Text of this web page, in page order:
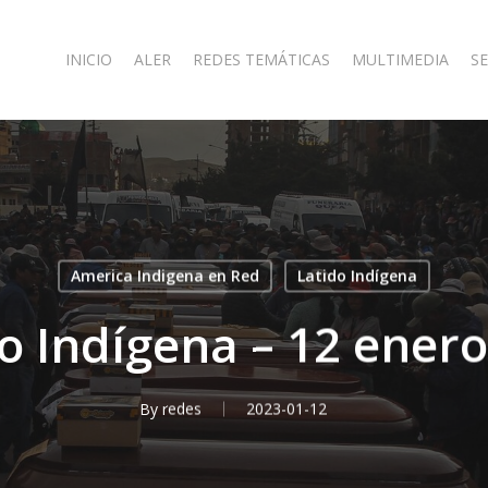
INICIO ALER REDES TEMÁTICAS MULTIMEDIA
America Indigena en Red Latido Indígena
Indígena – 12
By redes 2023-01-12